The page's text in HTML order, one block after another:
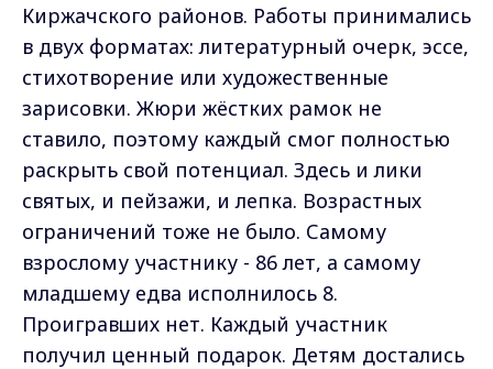
Киржачского районов. Работы принимались
в двух форматах: литературный очерк, эссе,
стихотворение или художественные
зарисовки. Жюри жёстких рамок не
ставило, поэтому каждый смог полностью
раскрыть свой потенциал. Здесь и лики
святых, и пейзажи, и лепка. Возрастных
ограничений тоже не было. Самому
взрослому участнику - 86 лет, а самому
младшему едва исполнилось 8.
Проигравших нет. Каждый участник
получил ценный подарок. Детям достались